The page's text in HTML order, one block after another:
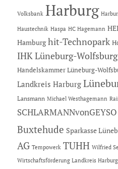
Volksbank Harburg
Haustechnik Haspa HC Hagemann
Hamburg hit-Technopark
IHK Lüneburg-Wolfsburg
Handelskammer Lüneburg-
Landkreis Harburg
Lansmann Michael Westhagemann
SCHLARMANNvonGEYSO
Buxtehude Sparkasse
AG Tempowerk TUHH Wilfried
Wirtschaftsförderung Landkreis Harburg